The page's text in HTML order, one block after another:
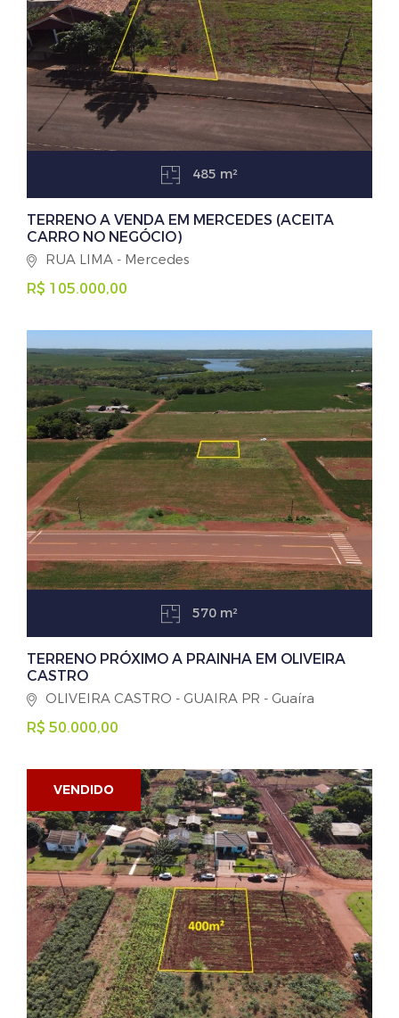
485 m²
TERRENO A VENDA EM MERCEDES (ACEITA
CARRO NO NEGÓCIO)
RUA LIMA - Mercedes
R$ 105.000,00
570 m²
TERRENO PRÓXIMO A PRAINHA EM OLIVEIRA
CASTRO
OLIVEIRA CASTRO - GUAIRA PR - Guaíra
R$ 50.000,00
VENDIDO